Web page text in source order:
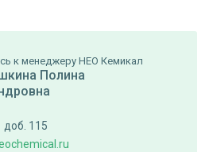
к менеджеру НЕО Кемикал
Полина
доб. 115